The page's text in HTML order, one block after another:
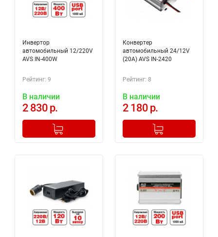
Инвертор
автомобильный 12/220V
AVS IN-400W
Рейтинг: 9
В наличии
2 830 р.
+
Добавлено в корзину
Конвертер
автомобильный 24/12V
(20A) AVS IN-2420
Рейтинг: 8
В наличии
2 180 р.
+
Добавлено в корзину